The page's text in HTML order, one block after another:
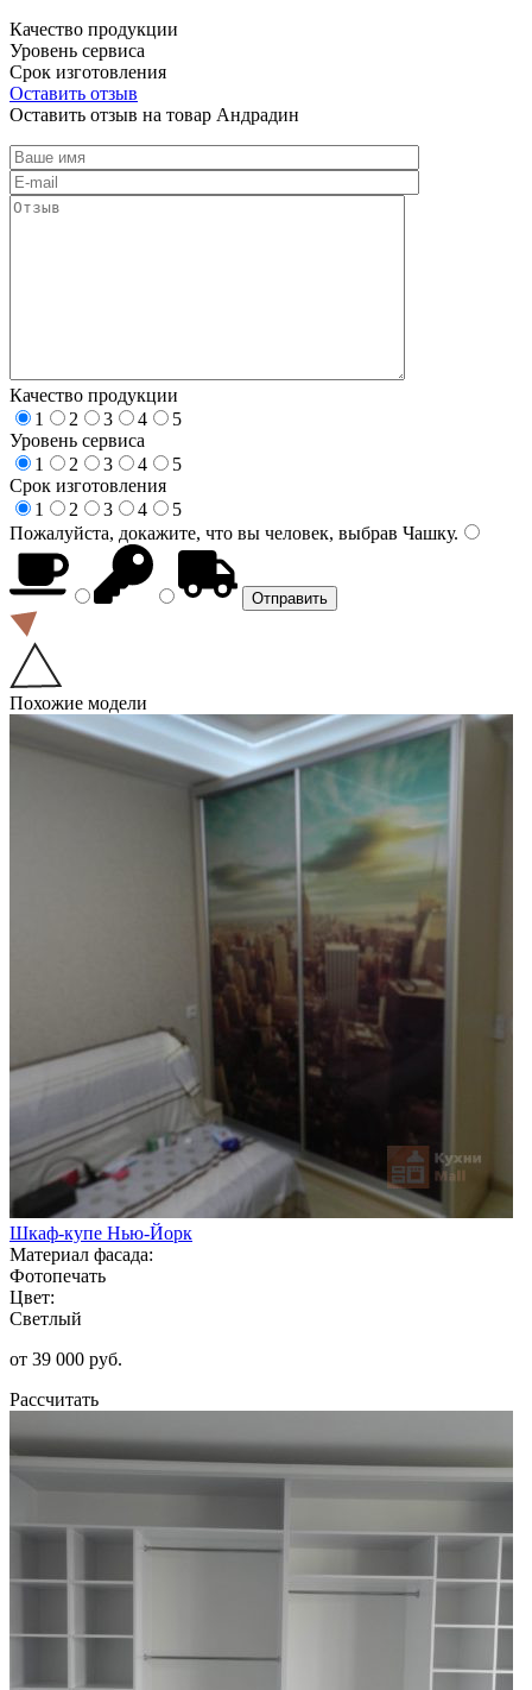
Качество продукции
Уровень сервиса
Срок изготовления
Оставить отзыв
Оставить отзыв на товар Андрадин
Качество продукции
1
2 3 4
5
Уровень сервиса
1
2 3 4
5
Срок изготовления
1
2 3 4
5
Пожалуйста, докажите, что вы человек, выбрав Чашку.
Похожие модели
Шкаф-купе Нью-Йорк
Материал фасада:
Фотопечать
Цвет:
Светлый
от 39 000 руб.
Рассчитать